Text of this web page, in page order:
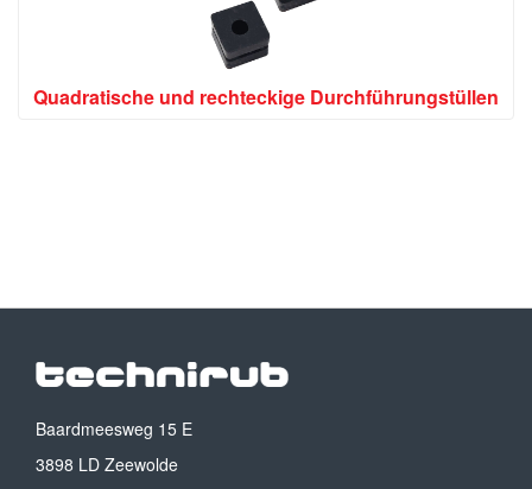
Quadratische und rechteckige Durchführungstüllen
Baardmeesweg 15 E
3898 LD Zeewolde